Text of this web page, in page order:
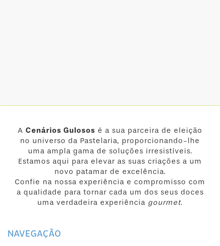
A Cenários Gulosos é a sua parceira de eleição
no universo da Pastelaria, proporcionando-lhe
uma ampla gama de soluções irresistíveis.
Estamos aqui para elevar as suas criações a um
novo patamar de excelência.
Confie na nossa experiência e compromisso com
a qualidade para tornar cada um dos seus doces
uma verdadeira experiência gourmet.
NAVEGAÇÃO